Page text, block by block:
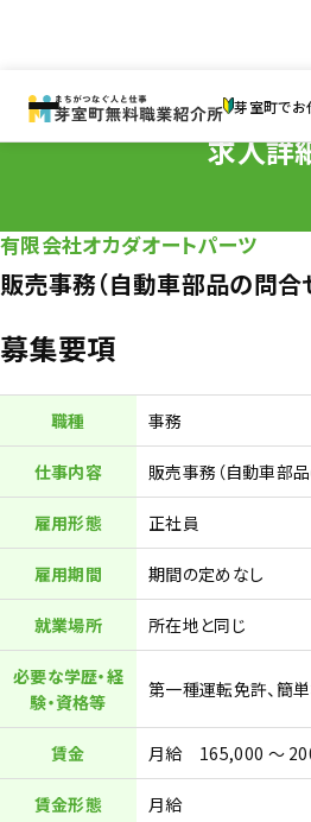
芽室町でお
販売事務（自動車部品の
求人詳
有限会社オカダオートパーツ
販売事務（自動車部品の問合
募集要項
職種 事務
仕事内容 販売事務（自動車部
雇用形態 正社員
雇用期間 期間の定めなし
就業場所 所在地と同じ
必要な学歴・経
験・資格等
第一種運転免許、簡
賃金 月給 165,000 ～
賃金形態 月給